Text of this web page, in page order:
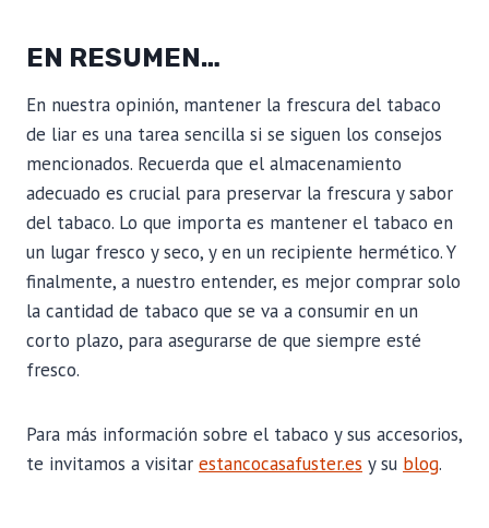
EN RESUMEN…
En nuestra opinión, mantener la frescura del tabaco
de liar es una tarea sencilla si se siguen los consejos
mencionados. Recuerda que el almacenamiento
adecuado es crucial para preservar la frescura y sabor
del tabaco. Lo que importa es mantener el tabaco en
un lugar fresco y seco, y en un recipiente hermético. Y
finalmente, a nuestro entender, es mejor comprar solo
la cantidad de tabaco que se va a consumir en un
corto plazo, para asegurarse de que siempre esté
fresco.
Para más información sobre el tabaco y sus accesorios,
te invitamos a visitar estancocasafuster.es y su blog.